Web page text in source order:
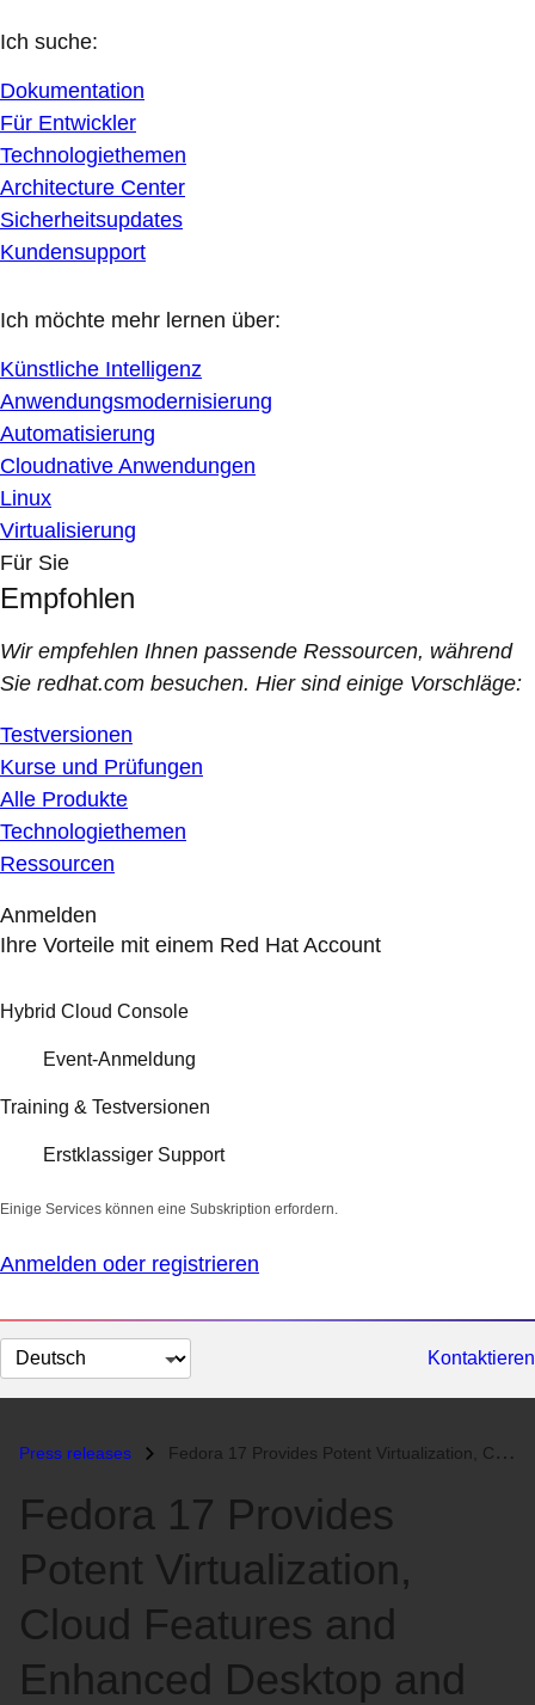
Ich suche:
Dokumentation
Für Entwickler
Technologiethemen
Architecture Center
Sicherheitsupdates
Kundensupport
Ich möchte mehr lernen über:
Künstliche Intelligenz
Anwendungsmodernisierung
Automatisierung
Cloudnative Anwendungen
Linux
Virtualisierung
Für Sie
Empfohlen
Wir empfehlen Ihnen passende Ressourcen, während
Sie redhat.com besuchen. Hier sind einige Vorschläge:
Testversionen
Kurse und Prüfungen
Alle Produkte
Technologiethemen
Ressourcen
Anmelden
Ihre Vorteile mit einem Red Hat Account
Hybrid Cloud Console
Event-Anmeldung
Training & Testversionen
Erstklassiger Support
Einige Services können eine Subskription erfordern.
Anmelden oder registrieren
Sprache
auswählen
Kontaktieren
Press releases Fedora 17 Provides Potent Virtualization, Cloud Features and Enhanced...
Fedora 17 Provides
Potent Virtualization,
Cloud Features and
Enhanced Desktop and